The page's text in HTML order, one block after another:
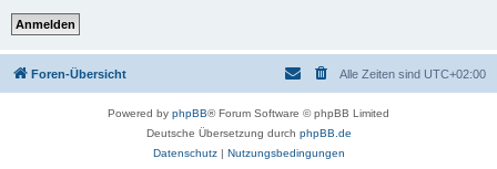
Foren-Übersicht Alle Zeiten sind UTC+02:00
Powered by phpBB® Forum Software © phpBB Limited
Deutsche Übersetzung durch phpBB.de
Datenschutz| Nutzungsbedingungen